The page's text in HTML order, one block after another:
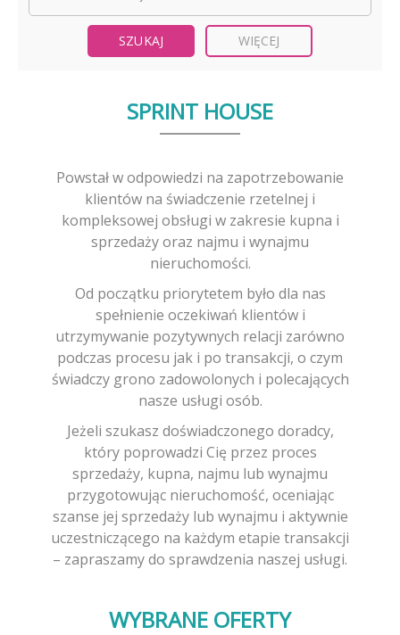
WIĘCEJ
SPRINT HOUSE
Powstał w odpowiedzi na zapotrzebowanie
klientów na świadczenie rzetelnej i
kompleksowej obsługi w zakresie kupna i
sprzedaży oraz najmu i wynajmu
nieruchomości.
Od początku priorytetem było dla nas
spełnienie oczekiwań klientów i
utrzymywanie pozytywnych relacji zarówno
podczas procesu jak i po transakcji, o czym
świadczy grono zadowolonych i polecających
nasze usługi osób.
Jeżeli szukasz doświadczonego doradcy,
który poprowadzi Cię przez proces
sprzedaży, kupna, najmu lub wynajmu
przygotowując nieruchomość, oceniając
szanse jej sprzedaży lub wynajmu i aktywnie
uczestniczącego na każdym etapie transakcji
– zapraszamy do sprawdzenia naszej usługi.
WYBRANE OFERTY